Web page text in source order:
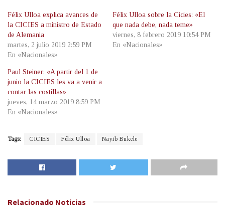
Félix Ulloa explica avances de
la CICIES a ministro de Estado
de Alemania
martes, 2 julio 2019 2:59 PM
En «Nacionales»
Félix Ulloa sobre la Cicies: «El
que nada debe, nada teme»
viernes, 8 febrero 2019 10:54 PM
En «Nacionales»
Paul Steiner: «A partir del 1 de
junio la CICIES les va a venir a
contar las costillas»
jueves, 14 marzo 2019 8:59 PM
En «Nacionales»
Tags: CICIES Félix Ulloa Nayib Bukele
Relacionado Noticias